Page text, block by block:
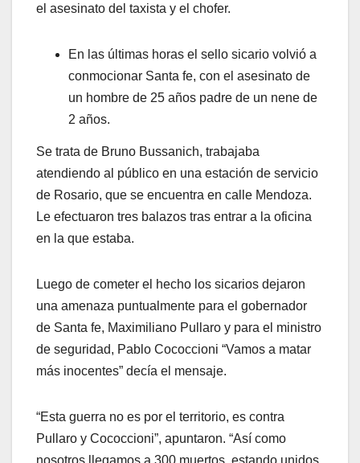
el asesinato del taxista y el chofer.
En las últimas horas el sello sicario volvió a
conmocionar Santa fe, con el asesinato de
un hombre de 25 años padre de un nene de
2 años.
Se trata de Bruno Bussanich, trabajaba
atendiendo al público en una estación de servicio
de Rosario, que se encuentra en calle Mendoza.
Le efectuaron tres balazos tras entrar a la oficina
en la que estaba.
Luego de cometer el hecho los sicarios dejaron
una amenaza puntualmente para el gobernador
de Santa fe, Maximiliano Pullaro y para el ministro
de seguridad, Pablo Cococcioni “Vamos a matar
más inocentes” decía el mensaje.
“Esta guerra no es por el territorio, es contra
Pullaro y Cococcioni”, apuntaron. “Así como
nosotros llegamos a 300 muertos, estando unidos